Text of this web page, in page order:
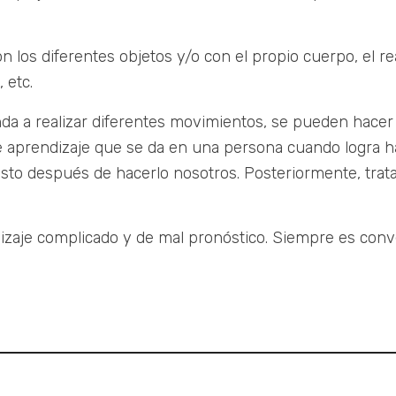
los diferentes objetos y/o con el propio cuerpo, el
etc.
a realizar diferentes movimientos, se pueden
que se da en una persona cuando logra
después de hacerlo nosotros. Posteriormente,
complicado y de mal pronóstico. Siempre es